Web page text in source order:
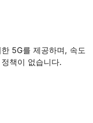
5G를 제공하며, 속도
책이 없습니다.